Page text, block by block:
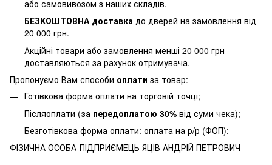
або самовивозом з наших складів.
БЕЗКОШТОВНА доставка до дверей на замовлення від
20 000 грн.
Акційні товари або замовлення менші 20 000 грн
доставляються за рахунок отримувача.
Пропонуємо Вам способи оплати за товар:
Готівкова форма оплати на торговій точці;
Післяоплати (за передоплатою 30% від суми чека);
Безготівкова форма оплати: оплата на р/р (ФОП):
ФІЗИЧНА ОСОБА-ПІДПРИЄМЕЦЬ ЯЦІВ АНДРІЙ ПЕТРОВИЧ